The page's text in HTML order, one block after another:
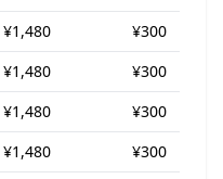
¥1,480
¥300
¥1,480
¥300
¥1,480
¥300
¥1,480 ¥300